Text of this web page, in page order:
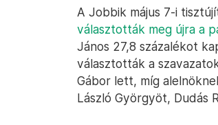
A Jobbik május 7-i
választották meg újra a
János 27,8 százalékot
választották a
Gábor lett, míg
László Györgyöt, Dudás